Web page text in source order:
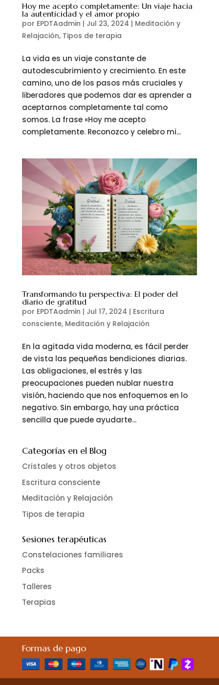
Hoy me acepto completamente: Un viaje hacia
la autenticidad y el amor propio
por EPDTAadmin | Jul 23, 2024 | Meditación y
Relajación, Tipos de terapia
La vida es un viaje constante de
autodescubrimiento y crecimiento. En este
camino, uno de los pasos más cruciales y
liberadores que podemos dar es aprender a
aceptarnos completamente tal como
somos. La frase «Hoy me acepto
completamente. Reconozco y celebro mi...
Transformando tu perspectiva: El poder del
diario de gratitud
por EPDTAadmin | Jul 17, 2024 | Escritura
consciente, Meditación y Relajación
En la agitada vida moderna, es fácil perder
de vista las pequeñas bendiciones diarias.
Las obligaciones, el estrés y las
preocupaciones pueden nublar nuestra
visión, haciendo que nos enfoquemos en lo
negativo. Sin embargo, hay una práctica
sencilla que puede ayudarte...
Categorías en el Blog
Cristales y otros objetos
Escritura consciente
Meditación y Relajación
Tipos de terapia
Sesiones terapéuticas
Constelaciones familiares
Packs
Talleres
Terapias
Formas de pago